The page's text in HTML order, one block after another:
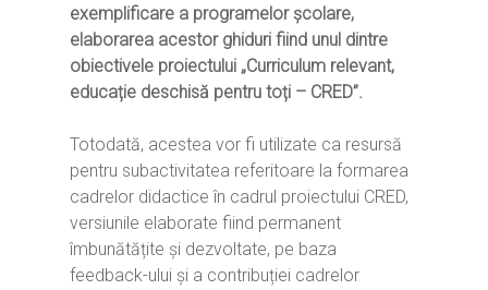
exemplificare a programelor școlare,
elaborarea acestor ghiduri fiind unul dintre
obiectivele proiectului „Curriculum relevant,
educație deschisă pentru toți – CRED”.
Totodată, acestea vor fi utilizate ca resursă
pentru subactivitatea referitoare la formarea
cadrelor didactice în cadrul proiectului CRED,
versiunile elaborate fiind permanent
îmbunătățite și dezvoltate, pe baza
feedback-ului și a contribuției cadrelor